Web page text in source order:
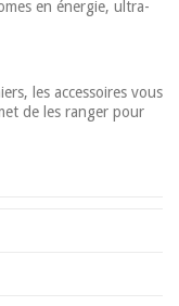
en énergie, ultra-
les accessoires vous
de les ranger pour